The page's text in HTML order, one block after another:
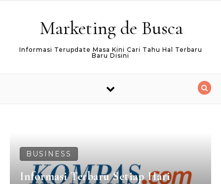
Marketing de Busca
Informasi Terupdate Masa Kini Cari Tahu Hal Terbaru
Baru Disini
BUSINESS
Informasi Terbaru Setiap Hari